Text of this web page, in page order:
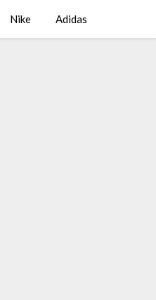
Nike Adidas